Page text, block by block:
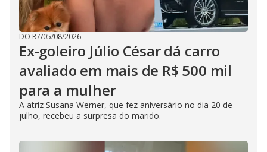
DO R7/05/08/2026
Ex-goleiro Júlio César dá carro
avaliado em mais de R$ 500 mil
para a mulher
A atriz Susana Werner, que fez aniversário no dia 20 de
julho, recebeu a surpresa do marido.